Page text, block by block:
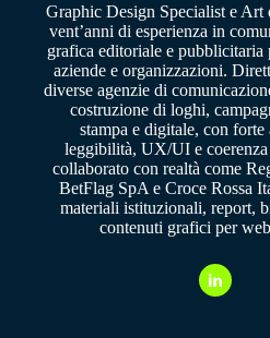
Graphic Design Specialist e Art
vent’anni di esperienza in
grafica editoriale e pubblicitaria
aziende e organizzazioni.
diverse agenzie di
costruzione di loghi,
stampa e digitale, con forte
leggibilità, UX/UI e
collaborato con realtà come
BetFlag SpA e Croce Rossa
materiali istituzionali, report,
contenuti grafici per